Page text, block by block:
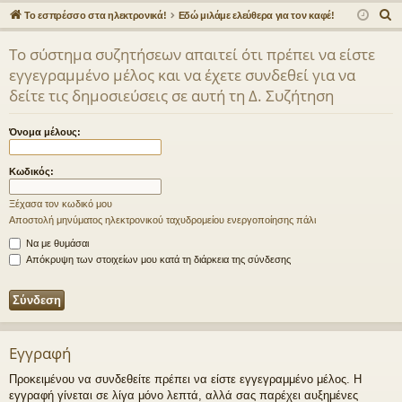
γο
ρε
ς
συ
έσ
εις
Συ
ζη
τή
σε
δε
ση
ρα
φ
Το εσπρέσσο στα ηλεκτρονικά! Εδώ μιλάμε ελεύθερα για τον καφέ!
ν
Το σύστημα συζητήσεων απαιτεί ότι πρέπει να είστε
εγγεγραμμένο μέλος και να έχετε συνδεθεί για να
δείτε τις δημοσιεύσεις σε αυτή τη Δ. Συζήτηση
Όνομα μέλους:
Κωδικός:
Ξέχασα τον κωδικό μου
Αποστολή μηνύματος ηλεκτρονικού ταχυδρομείου ενεργοποίησης πάλι
Να με θυμάσαι
Απόκρυψη των στοιχείων μου κατά τη διάρκεια της σύνδεσης
Εγγραφή
Προκειμένου να συνδεθείτε πρέπει να είστε εγγεγραμμένο μέλος. Η
εγγραφή γίνεται σε λίγα μόνο λεπτά, αλλά σας παρέχει αυξημένες